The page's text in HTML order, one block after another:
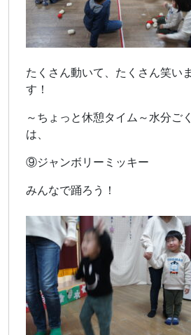
たくさん動いて、たくさん笑い
す！
～ちょっと休憩タイム～水分ご
は、
⑨ジャンボリーミッキー
みんなで踊ろう！